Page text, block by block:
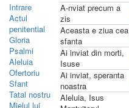
Intrare
Actul
penitential
Gloria
Psalmi
Aleluia
Ofertoriu
Sfant
Tatal nostru
Mielul lui
A-nviat precum a
zis
Aceasta e ziua cea
sfanta
Ai inviat din morti,
Isuse
Ai inviat, speranta
noastra
Aleluia, Isus